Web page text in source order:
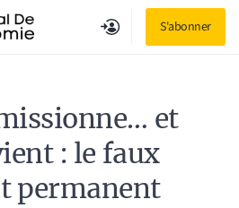
S'abonner
et
: le faux
permanent